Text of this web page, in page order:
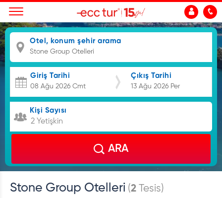
Otel, konum şehir arama
Giriş Tarihi Çıkış Tarihi
Kişi Sayısı
2 Yetişkin
ARA
Stone Group Otelleri (2 Tesis)